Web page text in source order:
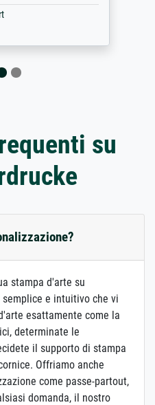
su
stampa d'arte su
e intuitivo che vi
esattamente come la
determinate le
il supporto di stampa
Offriamo anche
come passe-partout,
domanda, il nostro